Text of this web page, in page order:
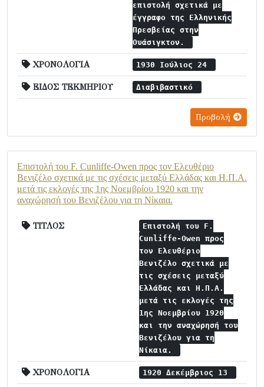
επιστολή σχετικά με
έγγραφο της Ελληνικής
Πρεσβείας στην
Ουάσιγκτον.
ΧΡΟΝΟΛΟΓΙΑ 1930 Ιούλιος 24
ΕΙΔΟΣ ΤΕΚΜΗΡΙΟΥ Διαβιβαστικό
Προβολή
Επιστολή του F. Cunliffe-Owen προς τον Ελευθέριο
Βενιζέλο σχετικά με τις σχέσεις μεταξύ Ελλάδας και Η.Π.Α.
μετά τις εκλογές της 1ης Νοεμβρίου 1920 και την
αναχώρησή του Βενιζέλου για τη Νίκαια.
ΤΙΤΛΟΣ
Επιστολή του F.
Cunliffe-Owen προς
τον Ελευθέριο
Βενιζέλο σχετικά με
τις σχέσεις μεταξύ
Ελλάδας και Η.Π.Α.
μετά τις εκλογές της
1ης Νοεμβρίου 1920
και την αναχώρησή του
Βενιζέλου για τη
Νίκαια.
ΧΡΟΝΟΛΟΓΙΑ 1920 Δεκέμβριος 13